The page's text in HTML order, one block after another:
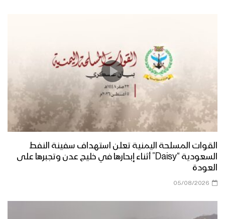
القوات المسلحة اليمنية تعلن استهداف سفينة النفط
السعودية “Daisy” أثناء إبحارها في خليج عدن وتجبرها على
العودة
05/08/2026